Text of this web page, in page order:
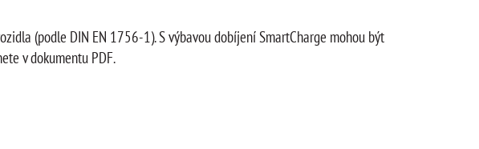
(podle DIN EN 1756-1). S výbavou dobíjení SmartCharge mohou být
v dokumentu PDF.